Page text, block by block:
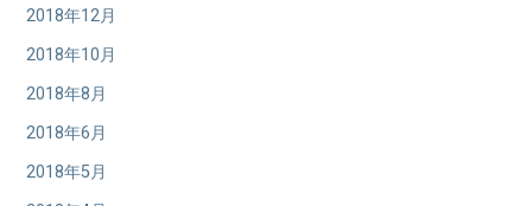
2018年12月
2018年10月
2018年8月
2018年6月
2018年5月